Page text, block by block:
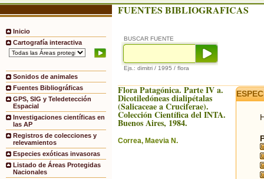
Inicio
Cartografía interactiva
Sonidos de animales
Fuentes Bibliográficas
GPS, SIG y Teledetección
Espacial
Investigaciones científicas en
las AP
Registros de colecciones y
relevamientos
Especies exóticas invasoras
Listado de Áreas Protegidas
Nacionales
FUENTES BIBLIOGRAFICAS
BUSCAR FUENTE
Ejs.: dimitri / 1995 / flora
Flora Patagónica. Parte IV a.
Dicotiledóneas dialipétalas
(Salicaceae a Cruciferae).
Colección Científica del INTA.
Buenos Aires, 1984.
Correa, Maevia N.